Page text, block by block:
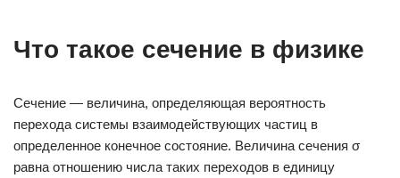
Что такое сечение в физике
Сечение — величина, определяющая вероятность
перехода системы взаимодействующих частиц в
определенное конечное состояние. Величина сечения σ
равна отношению числа таких переходов в единицу